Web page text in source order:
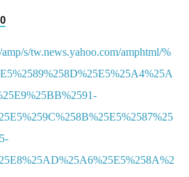
s/tw.news.yahoo.com/amphtml/%